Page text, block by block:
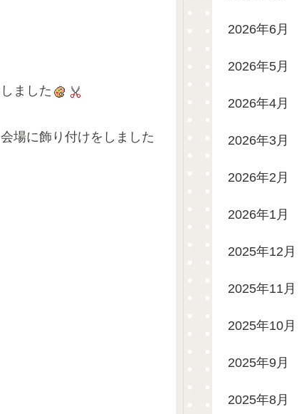
ました
場に飾り付けをしました
2026年6月
2026年5月
2026年4月
2026年3月
2026年2月
2026年1月
2025年12月
2025年11月
2025年10月
2025年9月
2025年8月